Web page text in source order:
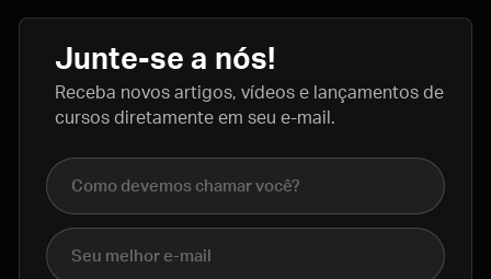
Junte-se a nós!
Receba novos artigos, vídeos e lançamentos de
cursos diretamente em seu e-mail.
Nome completo
E-mail